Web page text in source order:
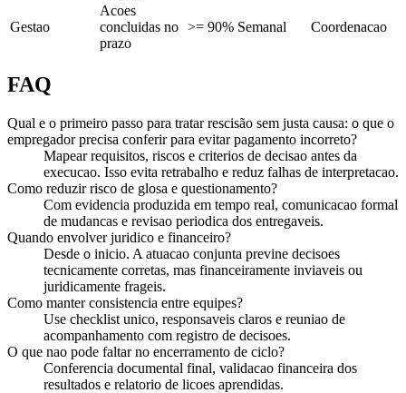
Gestao
Acoes
concluidas no
prazo
>= 90% Semanal Coordenacao
FAQ
Qual e o primeiro passo para tratar rescisão sem justa causa: o que o
empregador precisa conferir para evitar pagamento incorreto?
Mapear requisitos, riscos e criterios de decisao antes da
execucao. Isso evita retrabalho e reduz falhas de interpretacao.
Como reduzir risco de glosa e questionamento?
Com evidencia produzida em tempo real, comunicacao formal
de mudancas e revisao periodica dos entregaveis.
Quando envolver juridico e financeiro?
Desde o inicio. A atuacao conjunta previne decisoes
tecnicamente corretas, mas financeiramente inviaveis ou
juridicamente frageis.
Como manter consistencia entre equipes?
Use checklist unico, responsaveis claros e reuniao de
acompanhamento com registro de decisoes.
O que nao pode faltar no encerramento de ciclo?
Conferencia documental final, validacao financeira dos
resultados e relatorio de licoes aprendidas.